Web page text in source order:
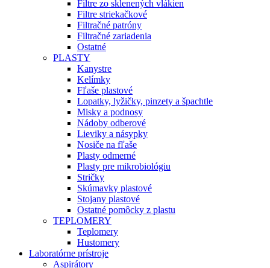
Filtre zo sklenených vlákien
Filtre striekačkové
Filtračné patróny
Filtračné zariadenia
Ostatné
PLASTY
Kanystre
Kelímky
Fľaše plastové
Lopatky, lyžičky, pinzety a špachtle
Misky a podnosy
Nádoby odberové
Lieviky a násypky
Nosiče na fľaše
Plasty odmerné
Plasty pre mikrobiológiu
Stričky
Skúmavky plastové
Stojany plastové
Ostatné pomôcky z plastu
TEPLOMERY
Teplomery
Hustomery
Laboratórne prístroje
Aspirátory